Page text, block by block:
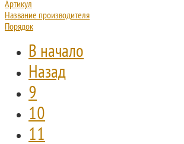
Артикул
Название производителя
Порядок
В начало
Назад
9
10
11